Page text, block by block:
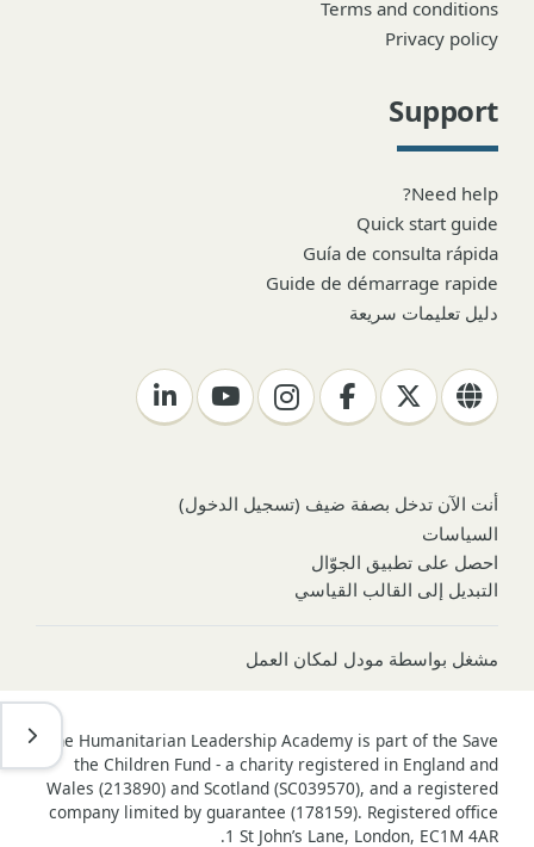
فتح
Terms and conditions
Privacy policy
Support
Need help?
Quick start guide
Guía de consulta rápida
Guide de démarrage rapide
دليل تعليمات سريعة
أنت الآن تدخل بصفة ضيف (تسجيل الدخول)
السياسات
احصل على تطبيق الجوّال
التبديل إلى القالب القياسي
مشغل بواسطة مودل لمكان العمل
The Humanitarian Leadership Academy is part of the Save
the Children Fund - a charity registered in England and
Wales (213890) and Scotland (SC039570), and a registered
company limited by guarantee (178159). Registered office
1 St John’s Lane, London, EC1M 4AR.